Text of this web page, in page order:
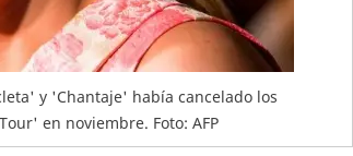
y 'Chantaje' había cancelado los
en noviembre. Foto: AFP